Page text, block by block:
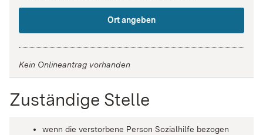
Ort angeben
Kein Onlineantrag vorhanden
Zuständige Stelle
wenn die verstorbene Person Sozialhilfe bezogen